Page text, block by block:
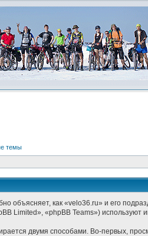
темы
объясняет, как «velo36.ru» и его
Limited», «phpBB Teams»)
двумя способами. Во-первых,